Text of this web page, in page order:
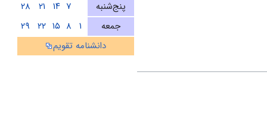
پنج‌شنبه
۷ ۱۴ ۲۱
۲۸
جمعه
۱ ۸ ۱۵ ۲۲
۲۹
دانشنامه تقویم